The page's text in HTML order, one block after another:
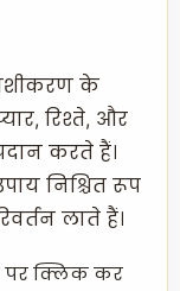
के
रिश्ते, और
करते हैं।
निश्चित रूप
लाते हैं।
पर क्लिक कर